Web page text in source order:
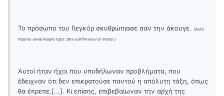
Το πρόσωπο του Γιεγκόρ σκυθρώπιασε σαν την άκουγε. (Auto
mporei vavai kiaplo typo: dev sumfwvouv oi xrovoi.)
Αυτοί ήταν ήχοι που υποδήλωναν προβλήματα, που
έδειχναν ότι δεν επικρατούσε παντού η απόλυτη τάξη, όπως
θα έπρεπε.[...]. Κι επίσης, επιβεβαίωναν την αρχή της